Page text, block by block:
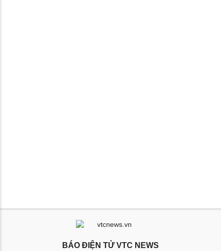
BÁO ĐIỆN TỬ VTC NEWS